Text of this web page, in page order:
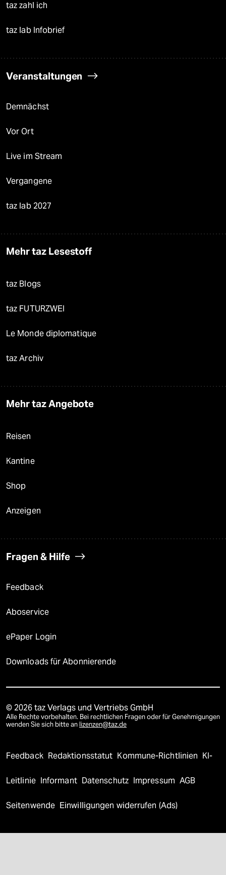
taz zahl ich
taz lab Infobrief
Veranstaltungen
Demnächst
Vor Ort
Live im Stream
Vergangene
taz lab 2027
Mehr taz Lesestoff
taz Blogs
taz FUTURZWEI
Le Monde diplomatique
taz Archiv
Mehr taz Angebote
Reisen
Kantine
Shop
Anzeigen
Fragen & Hilfe
Feedback
Aboservice
ePaper Login
Downloads für Abonnierende
© 2026 taz Verlags und Vertriebs GmbH
Alle Rechte vorbehalten. Bei rechtlichen Fragen oder für Genehmigungen
wenden Sie sich bitte an lizenzen@taz.de
Feedback Redaktionsstatut Kommune-Richtlinien KI-
Leitlinie Informant Datenschutz Impressum AGB
Seitenwende Einwilligungen widerrufen (Ads)